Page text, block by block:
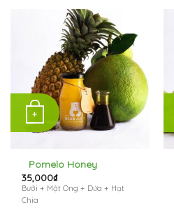
+
Pomelo Honey
35,000₫
Bưởi + Mật Ong + Dứa + Hạt
Chia